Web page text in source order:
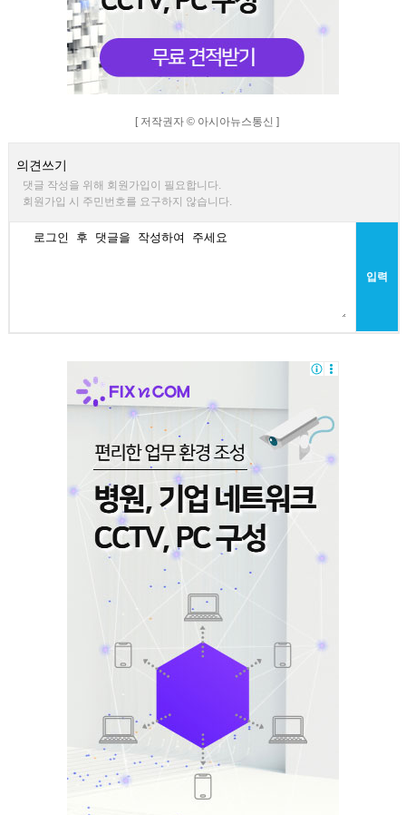
[ 저작권자 © 아시아뉴스통신 ]
의견쓰기
댓글 작성을 위해 회원가입이 필요합니다.
회원가입 시 주민번호를 요구하지 않습니다.
입력